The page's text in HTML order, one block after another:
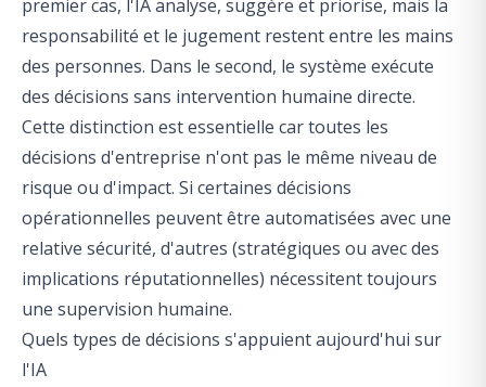
premier cas, l'IA analyse, suggère et priorise, mais la
responsabilité et le jugement restent entre les mains
des personnes. Dans le second, le système exécute
des décisions sans intervention humaine directe.
Cette distinction est essentielle car toutes les
décisions d'entreprise n'ont pas le même niveau de
risque ou d'impact. Si certaines décisions
opérationnelles peuvent être automatisées avec une
relative sécurité, d'autres (stratégiques ou avec des
implications réputationnelles) nécessitent toujours
une supervision humaine.
Quels types de décisions s'appuient aujourd'hui sur
l'IA